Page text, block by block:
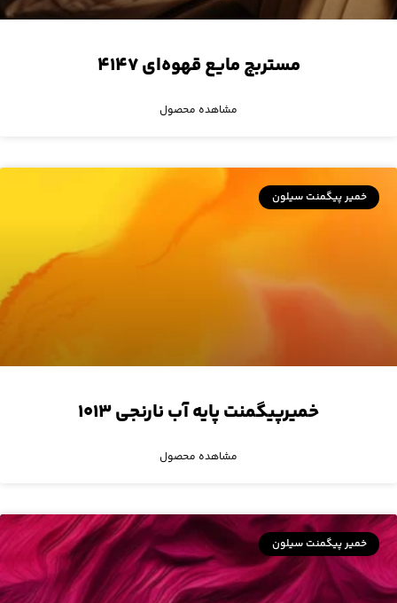
مستربچ مایع قهوه‌ای ۴۱۴۷
مشاهده محصول
خمیر پیگمنت سیلون
خمیرپیگمنت پایه آب نارنجی ۱۰۱۳
مشاهده محصول
خمیر پیگمنت سیلون